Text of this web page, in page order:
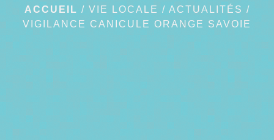
ACCUEIL / VIE LOCALE / ACTUALITÉS /
VIGILANCE CANICULE ORANGE SAVOIE